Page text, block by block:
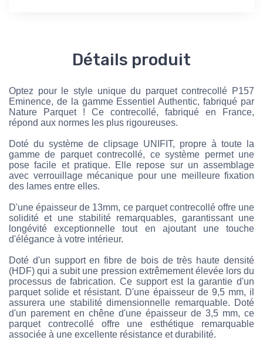
Détails produit
Optez pour le style unique du parquet contrecollé P157
Eminence, de la gamme Essentiel Authentic, fabriqué par
Nature Parquet ! Ce contrecollé, fabriqué en France,
répond aux normes les plus rigoureuses.
Doté du système de clipsage UNIFIT, propre à toute la
gamme de parquet contrecollé, ce système permet une
pose facile et pratique. Elle repose sur un assemblage
avec verrouillage mécanique pour une meilleure fixation
des lames entre elles.
D'une épaisseur de 13mm, ce parquet contrecollé offre une
solidité et une stabilité remarquables, garantissant une
longévité exceptionnelle tout en ajoutant une touche
d'élégance à votre intérieur.
Doté d'un support en fibre de bois de très haute densité
(HDF) qui a subit une pression extrêmement élevée lors du
processus de fabrication. Ce support est la garantie d'un
parquet solide et résistant. D'une épaisseur de 9,5 mm, il
assurera une stabilité dimensionnelle remarquable. Doté
d'un parement en chêne d'une épaisseur de 3,5 mm, ce
parquet contrecollé offre une esthétique remarquable
associée à une excellente résistance et durabilité.